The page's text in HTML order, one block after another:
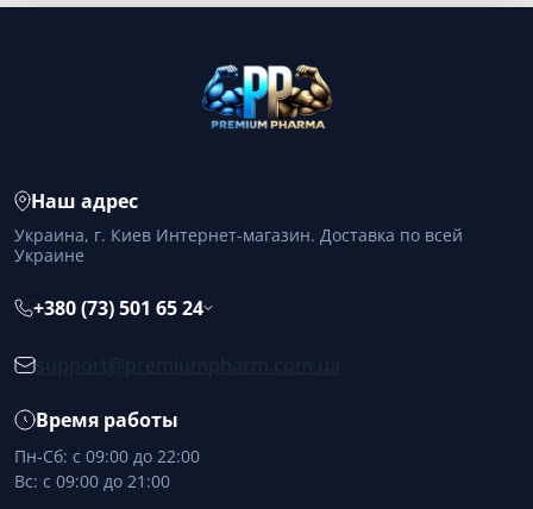
Наш адрес
Украина, г. Киев Интернет-магазин. Доставка по всей
Украине
+380 (73) 501 65 24
Время работы
Пн-Сб: с 09:00 до 22:00
Вс: с 09:00 до 21:00